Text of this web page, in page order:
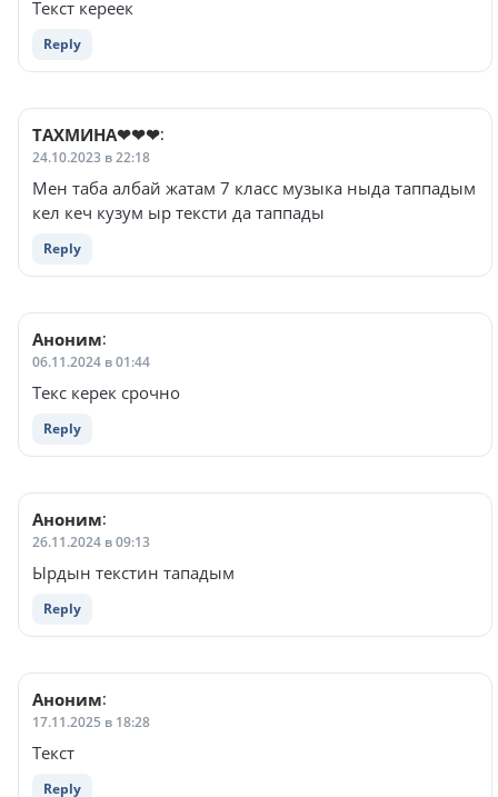
Текст кереек
Reply
ТАХМИНА❤❤❤:
24.10.2023 в 22:18
Мен таба албай жатам 7 класс музыка ныда таппадым
кел кеч кузум ыр тексти да таппады
Reply
Аноним:
06.11.2024 в 01:44
Текс керек срочно
Reply
Аноним:
26.11.2024 в 09:13
Ырдын текстин тападым
Reply
Аноним:
17.11.2025 в 18:28
Текст
Reply